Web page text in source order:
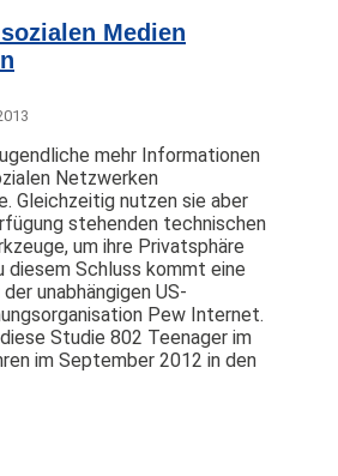
Medien
mehr Informationen
Netzwerken
Gleichzeitig nutzen sie aber
stehenden technischen
um ihre Privatsphäre
diesem Schluss kommt eine
unabhängigen US-
Pew Internet.
Studie 802 Teenager im
im September 2012 in den